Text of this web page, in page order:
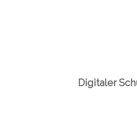
Digitaler